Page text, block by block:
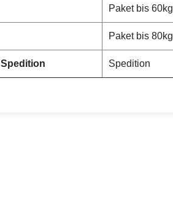
Paket bis 60kg
Paket bis 80kg
Spedition Spedition